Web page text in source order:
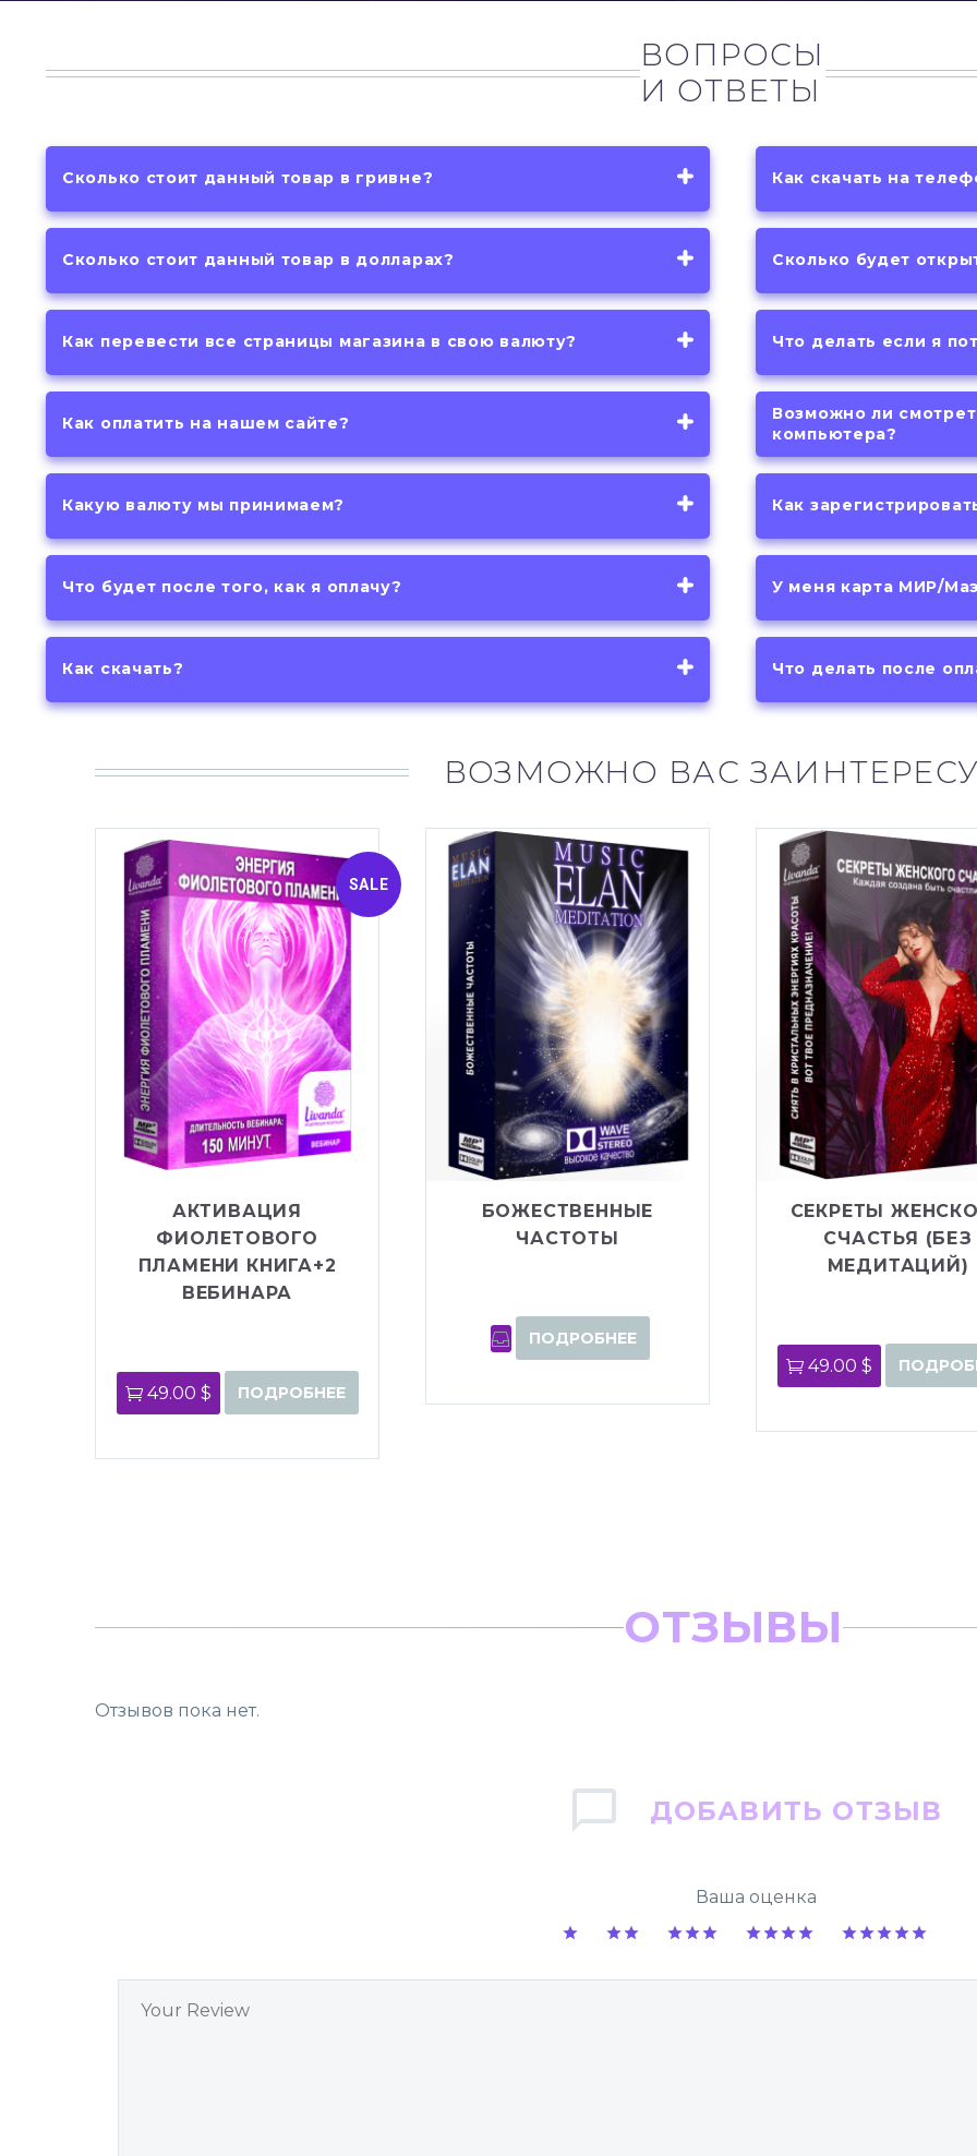
ВОПРОСЫ
И ОТВЕТЫ
Сколько стоит данный товар в гривне?
Сколько стоит данный товар в долларах?
Как перевести все страницы магазина в свою валюту?
Как оплатить на нашем сайте?
Какую валюту мы принимаем?
Что будет после того, как я оплачу?
Как скачать?
Как скачать на
Сколько будет
Что делать если я
Возможно ли
компьютера?
Как
У меня карта МИР/
Что делать после
ВОЗМОЖНО ВАС
SALE
АКТИВАЦИЯ
ФИОЛЕТОВОГО
ПЛАМЕНИ КНИГА+2
ВЕБИНАРА
49.00 $ ПОДРОБНЕЕ
БОЖЕСТВЕННЫЕ
ЧАСТОТЫ
ПОДРОБНЕЕ
СЕКРЕТЫ
СЧАСТЬЯ (БЕЗ
МЕДИТАЦИЙ)
49.00 $
ОТЗЫВЫ
Отзывов пока нет.
ДОБАВИТЬ ОТЗЫВ
Ваша оценка